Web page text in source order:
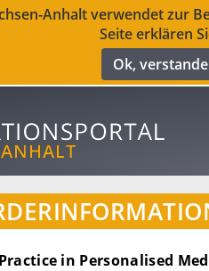
Anhalt verwendet zur
Seite erklären
Ok,
in Personalised